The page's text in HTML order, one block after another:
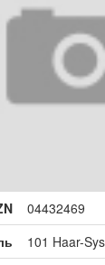
04432469
101 Haar-